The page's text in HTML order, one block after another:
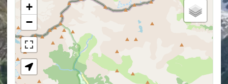
+
−